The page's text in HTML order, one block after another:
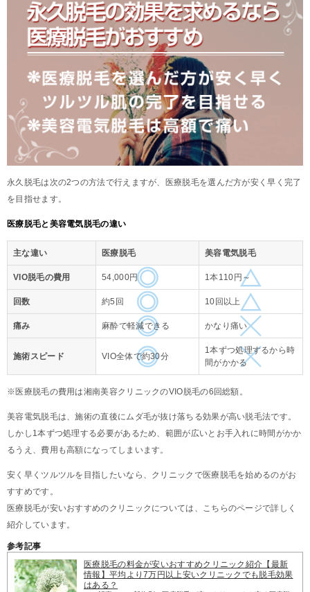
永久脱毛は次の2つの方法で行えますが、医療脱毛を選んだ方が安く早く完了
を目指せます。
医療脱毛と美容電気脱毛の違い
主な違い 医療脱毛 美容電気脱毛
VIO脱毛の費用 54,000円 1本110円～
回数 約5回 10回以上
痛み 麻酔で軽減できる かなり痛い
施術スピード VIO全体で約30分
1本ずつ処理するから時
間がかかる
※医療脱毛の費用は湘南美容クリニックのVIO脱毛の6回総額。
美容電気脱毛は、施術の直後にムダ毛が抜け落ちる効果が高い脱毛法です。
しかし1本ずつ処理する必要があるため、範囲が広いとお手入れに時間がかか
るうえ、費用も高額になってしまいます。
安く早くツルツルを目指したいなら、クリニックで医療脱毛を始めるのがお
すすめです。
医療脱毛が安いおすすめのクリニックについては、こちらのページで詳しく
紹介しています。
参考記事
医療脱毛の料金が安いおすすめクリニック紹介【最新
情報】平均より7万円以上安いクリニックでも脱毛効果
はある？